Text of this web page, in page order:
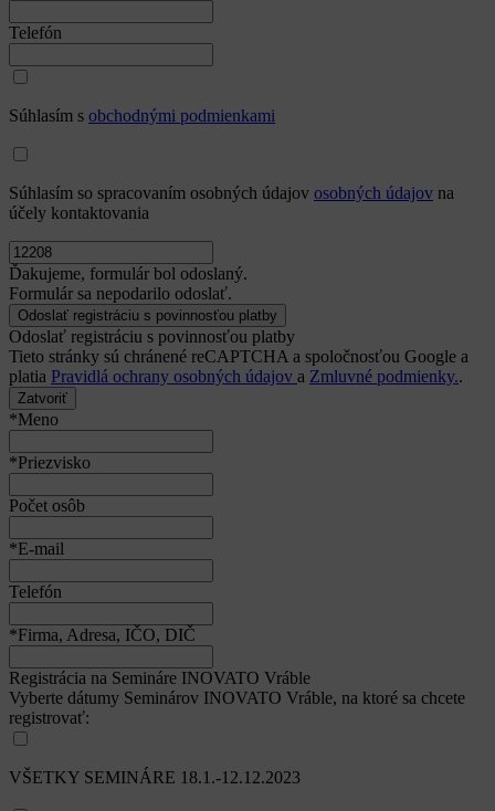
Telefón
Súhlasím s obchodnými podmienkami
Súhlasím so spracovaním osobných údajov osobných údajov na
účely kontaktovania
Ďakujeme, formulár bol odoslaný.
Formulár sa nepodarilo odoslať.
Odoslať registráciu s povinnosťou platby
Tieto stránky sú chránené reCAPTCHA a spoločnosťou Google a
platia Pravidlá ochrany osobných údajov a Zmluvné podmienky..
Zatvoriť
*Meno
*Priezvisko
Počet osôb
*E-mail
Telefón
*Firma, Adresa, IČO, DIČ
Registrácia na Semináre INOVATO Vráble
Vyberte dátumy Seminárov INOVATO Vráble, na ktoré sa chcete
registrovať:
VŠETKY SEMINÁRE 18.1.-12.12.2023